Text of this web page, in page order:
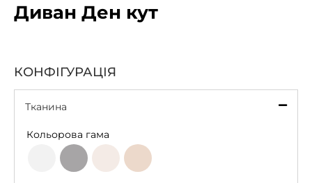
Диван Ден кут
КОНФІГУРАЦІЯ
Тканина
Кольорова гама